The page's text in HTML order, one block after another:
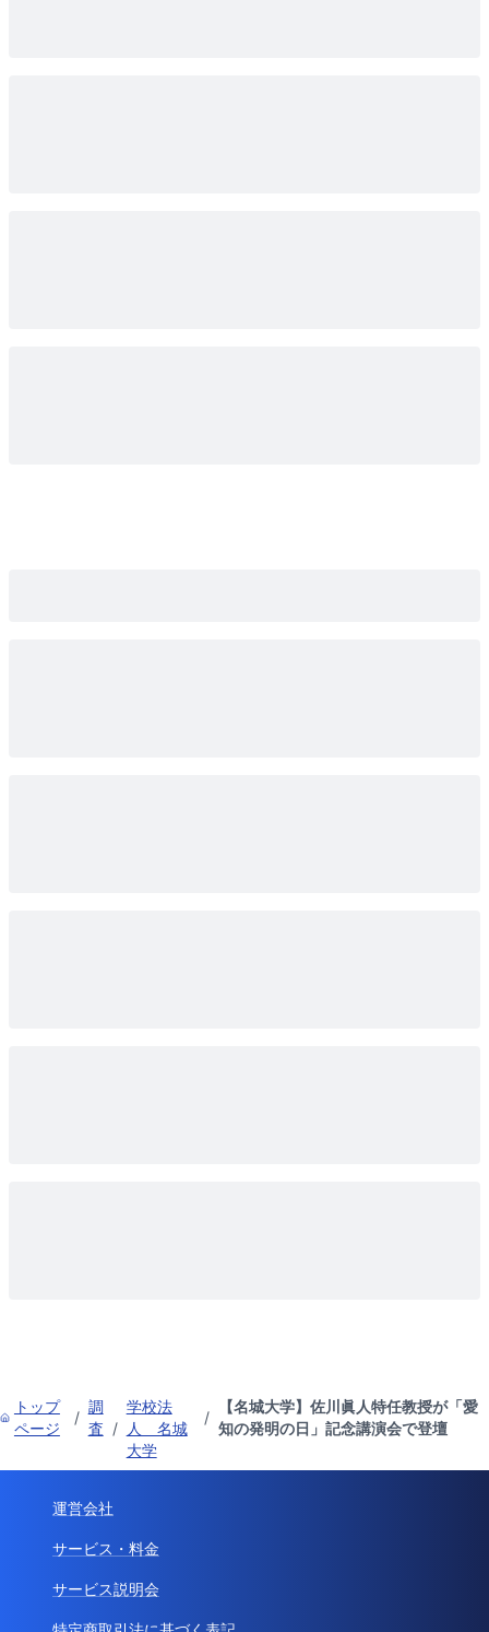
トップ
ページ
/
調
査 /
学校法
人 名城
大学
/
【名城大学】佐川眞人特任教授が「愛
知の発明の日」記念講演会で登壇
運営会社
サービス・料金
サービス説明会